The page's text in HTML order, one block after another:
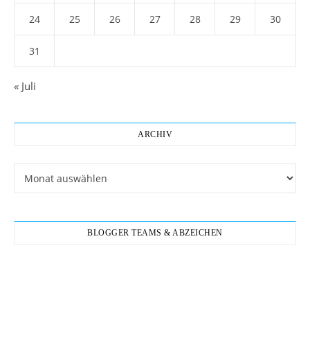
24 25 26 27 28 29 30
31
« Juli
ARCHIV
BLOGGER TEAMS & ABZEICHEN